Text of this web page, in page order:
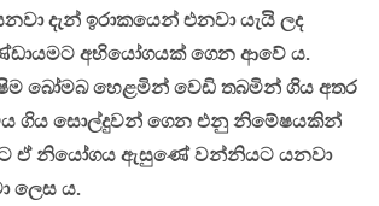
දැන් ඉරාකයෙන් එනවා යැයි ලද
අභියෝගයක් ගෙන ආවේ ය.
බෝමබ හෙළමින් වෙඩි තබමින් ගිය අතර
ගිය සොල්දුවන් ගෙන එනු නිමේෂයකින්
ඒ නියෝගය ඇසුණේ වන්නියට යනවා
ලෙස ය.